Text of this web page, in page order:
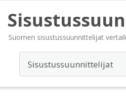
Suomen sisustussuunnittelijat